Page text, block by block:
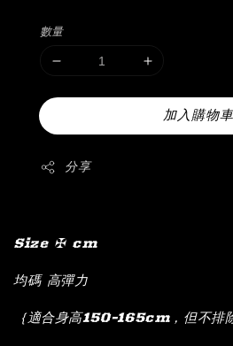
數量
加入購物車
分享
Size ✠ cm
均碼 高彈力
｛適合身高150-165cm，但不排